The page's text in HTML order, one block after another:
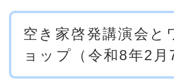
本
空き家啓発講演会と
ョップ（令和8年2月